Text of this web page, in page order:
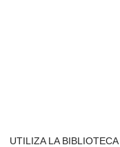
UTILIZA LA BIBLIOTECA